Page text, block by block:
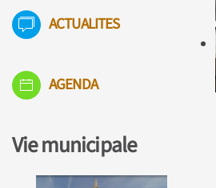
ACTUALITES
AGENDA
Vie municipale